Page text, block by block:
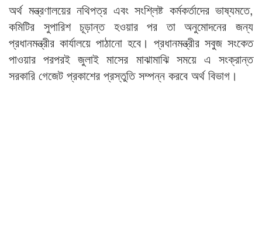
অর্থ মন্ত্রণালয়ের নথিপত্র এবং সংশ্লিষ্ট কর্মকর্তাদের ভাষ্যমতে,
কমিটির সুপারিশ চূড়ান্ত হওয়ার পর তা অনুমোদনের জন্য
প্রধানমন্ত্রীর কার্যালয়ে পাঠানো হবে। প্রধানমন্ত্রীর সবুজ সংকেত
পাওয়ার পরপরই জুলাই মাসের মাঝামাঝি সময়ে এ সংক্রান্ত
সরকারি গেজেট প্রকাশের প্রস্তুতি সম্পন্ন করবে অর্থ বিভাগ।